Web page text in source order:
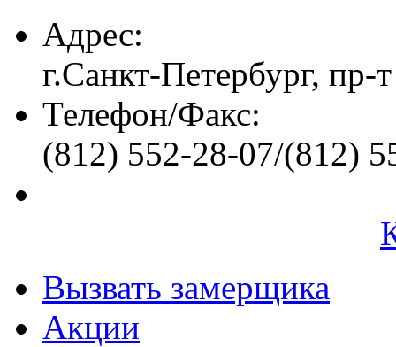
Адрес:
г.Санкт-Петербург, пр-
Телефон/Факс:
(812) 552-28-07/(812)
Вызвать замерщика
Акции